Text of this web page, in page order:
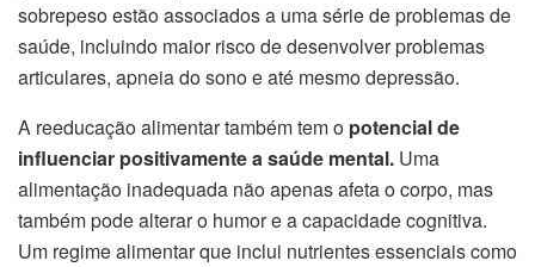
sobrepeso estão associados a uma série de problemas de
saúde, incluindo maior risco de desenvolver problemas
articulares, apneia do sono e até mesmo depressão.
A reeducação alimentar também tem o potencial de
influenciar positivamente a saúde mental. Uma
alimentação inadequada não apenas afeta o corpo, mas
também pode alterar o humor e a capacidade cognitiva.
Um regime alimentar que inclui nutrientes essenciais como